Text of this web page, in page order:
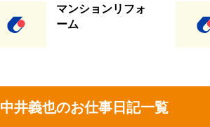
マンションリフォ
ーム
中井義也のお仕事日記一覧